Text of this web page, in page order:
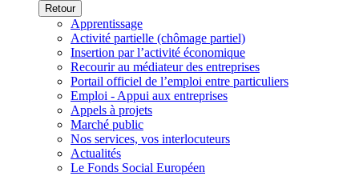
Retour
Apprentissage
Activité partielle (chômage partiel)
Insertion par l’activité économique
Recourir au médiateur des entreprises
Portail officiel de l’emploi entre particuliers
Emploi - Appui aux entreprises
Appels à projets
Marché public
Nos services, vos interlocuteurs
Actualités
Le Fonds Social Européen